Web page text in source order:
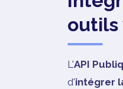
outils
L'API
d'intégrer